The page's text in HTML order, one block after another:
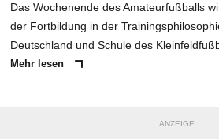
Das Wochenende des Amateurfußballs
der Fortbildung in der
Deutschland und Schule des
Mehr lesen
ANZEIGE